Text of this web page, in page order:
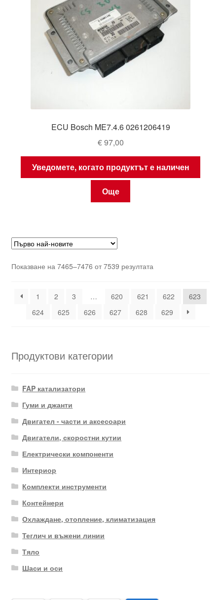
ECU Bosch ME7.4.6 0261206419
€97,00
Уведомете, когато продуктът е наличен
Още
Показване на 7465–7476 от 7539 резултатаSorted
1
2 3 … 620 621 622
623
624
625 626 627 628 629
Продуктови категории
FAP катализатори
Гуми и джанти
Двигател - части и аксесоари
Двигатели, скоростни кутии
Електрически компоненти
Интериор
Комплекти инструменти
Контейнери
Охлаждане, отопление, климатизация
Теглич и въжени линии
Тяло
Шаси и оси